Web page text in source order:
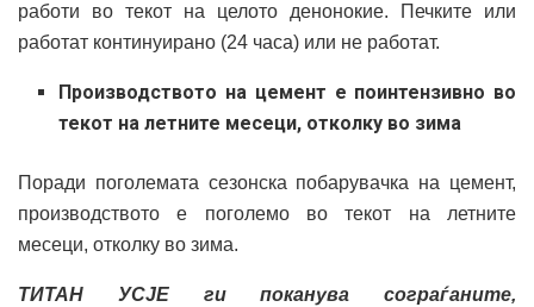
работи во текот на целото денонокие. Печките или
работат континуирано (24 часа) или не работат.
Производството на цемент е поинтензивно во
текот на летните месеци, отколку во зима
Поради поголемата сезонска побарувачка на цемент,
производството е поголемо во текот на летните
месеци, отколку во зима.
ТИТАН УСЈЕ ги поканува сограѓаните,